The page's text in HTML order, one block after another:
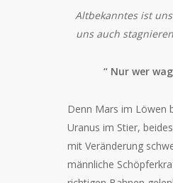
Altbekanntes ist
uns auch
“ Nur wer
Denn Mars im Löwen
Uranus im Stier,
mit Veränderung
männliche